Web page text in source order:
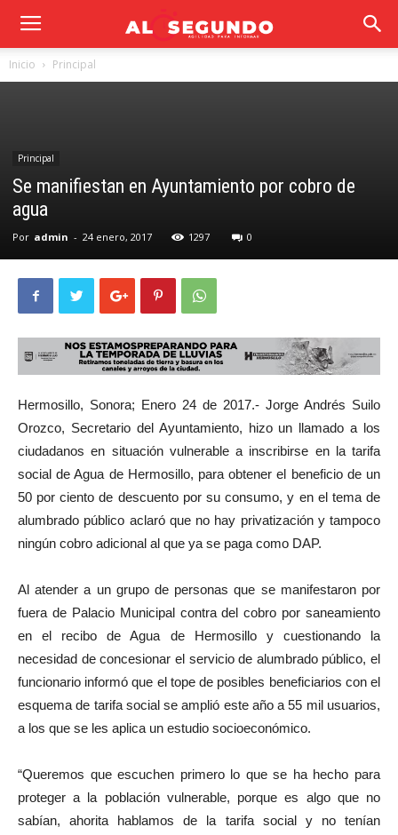
Inicio Principal
Principal
Se manifiestan en Ayuntamiento por cobro de
agua
Por admin - 24 enero, 2017 1297 0
Hermosillo, Sonora; Enero 24 de 2017.- Jorge Andrés Suilo
Orozco, Secretario del Ayuntamiento, hizo un llamado a los
ciudadanos en situación vulnerable a inscribirse en la tarifa
social de Agua de Hermosillo, para obtener el beneficio de un
50 por ciento de descuento por su consumo, y en el tema de
alumbrado público aclaró que no hay privatización y tampoco
ningún cobro adicional al que ya se paga como DAP.
Al atender a un grupo de personas que se manifestaron por
fuera de Palacio Municipal contra del cobro por saneamiento
en el recibo de Agua de Hermosillo y cuestionando la
necesidad de concesionar el servicio de alumbrado público, el
funcionario informó que el tope de posibles beneficiarios con el
esquema de tarifa social se amplió este año a 55 mil usuarios,
a los que se les aplica un estudio socioeconómico.
“Queremos que escuchen primero lo que se ha hecho para
proteger a la población vulnerable, porque es algo que no
sabían, ahorita hablamos de la tarifa social y no tenían